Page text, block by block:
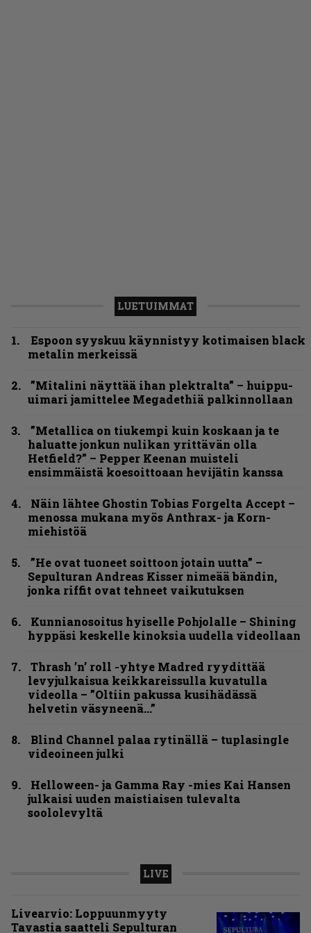
LUETUIMMAT
Espoon syyskuu käynnistyy kotimaisen black
metalin merkeissä
”Mitalini näyttää ihan plektralta” – huippu-
uimari jamittelee Megadethiä palkinnollaan
”Metallica on tiukempi kuin koskaan ja te
haluatte jonkun nulikan yrittävän olla
Hetfield?” – Pepper Keenan muisteli
ensimmäistä koesoittoaan hevijätin kanssa
Näin lähtee Ghostin Tobias Forgelta Accept –
menossa mukana myös Anthrax- ja Korn-
miehistöä
”He ovat tuoneet soittoon jotain uutta” –
Sepulturan Andreas Kisser nimeää bändin,
jonka riffit ovat tehneet vaikutuksen
Kunnianosoitus hyiselle Pohjolalle – Shining
hyppäsi keskelle kinoksia uudella videollaan
Thrash ’n’ roll -yhtye Madred ryydittää
levyjulkaisua keikkareissulla kuvatulla
videolla – ”Oltiin pakussa kusihädässä
helvetin väsyneenä…”
Blind Channel palaa rytinällä – tuplasingle
videoineen julki
Helloween- ja Gamma Ray -mies Kai Hansen
julkaisi uuden maistiaisen tulevalta
soololevyltä
LIVE
Livearvio: Loppuunmyyty
Tavastia saatteli Sepulturan